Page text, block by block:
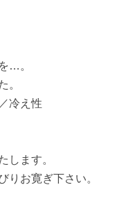
…。
。
冷え性
します。
りお寛ぎ下さい。